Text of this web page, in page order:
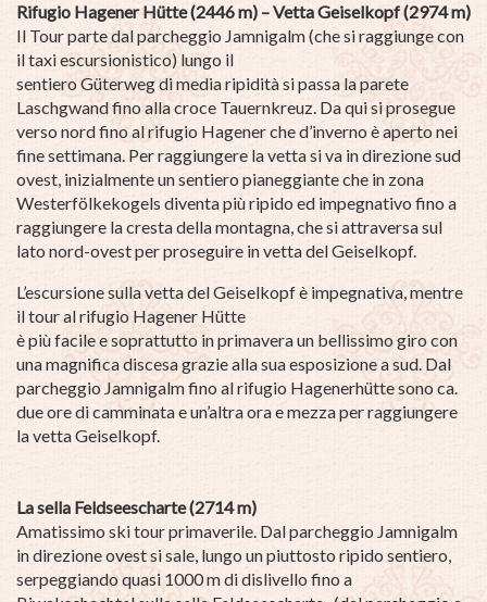
Rifugio Hagener Hütte (2446 m) – Vetta Geiselkopf (2974 m)
Il Tour parte dal parcheggio Jamnigalm (che si raggiunge con
il taxi escursionistico) lungo il
sentiero Güterweg di media ripidità si passa la parete
Laschgwand fino alla croce Tauernkreuz. Da qui si prosegue
verso nord fino al rifugio Hagener che d’inverno è aperto nei
fine settimana. Per raggiungere la vetta si va in direzione sud
ovest, inizialmente un sentiero pianeggiante che in zona
Westerfölkekogels diventa più ripido ed impegnativo fino a
raggiungere la cresta della montagna, che si attraversa sul
lato nord-ovest per proseguire in vetta del Geiselkopf.
L’escursione sulla vetta del Geiselkopf è impegnativa, mentre
il tour al rifugio Hagener Hütte
è più facile e soprattutto in primavera un bellissimo giro con
una magnifica discesa grazie alla sua esposizione a sud. Dal
parcheggio Jamnigalm fino al rifugio Hagenerhütte sono ca.
due ore di camminata e un’altra ora e mezza per raggiungere
la vetta Geiselkopf.
La sella Feldseescharte (2714 m)
Amatissimo ski tour primaverile. Dal parcheggio Jamnigalm
in direzione ovest si sale, lungo un piuttosto ripido sentiero,
serpeggiando quasi 1000 m di dislivello fino a